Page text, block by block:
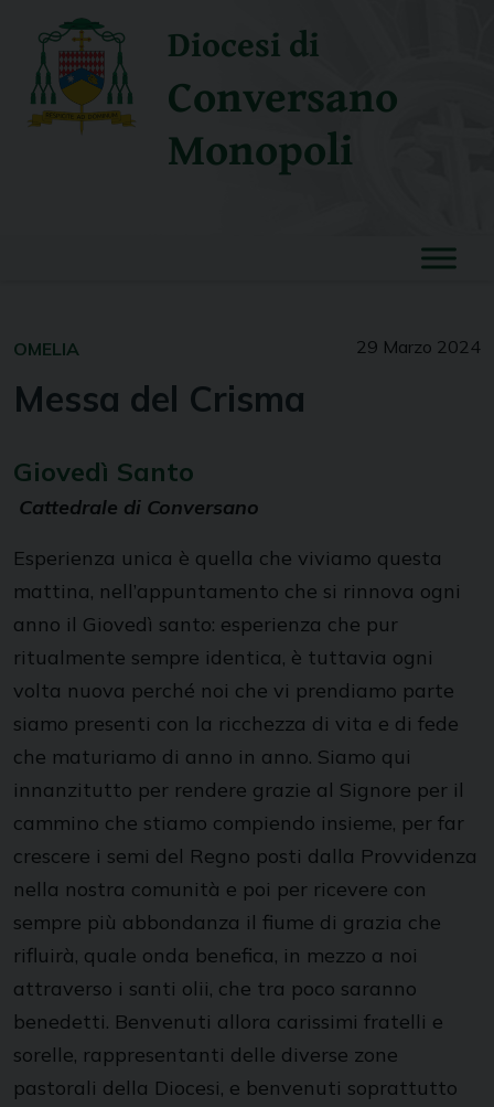
content
Diocesi di
Conversano
Monopoli
29 Marzo 2024
OMELIA
Messa del Crisma
Giovedì Santo
Cattedrale di Conversano
Esperienza unica è quella che viviamo questa
mattina, nell’appuntamento che si rinnova ogni
anno il Giovedì santo: esperienza che pur
ritualmente sempre identica, è tuttavia ogni
volta nuova perché noi che vi prendiamo parte
siamo presenti con la ricchezza di vita e di fede
che maturiamo di anno in anno. Siamo qui
innanzitutto per rendere grazie al Signore per il
cammino che stiamo compiendo insieme, per far
crescere i semi del Regno posti dalla Provvidenza
nella nostra comunità e poi per ricevere con
sempre più abbondanza il fiume di grazia che
rifluirà, quale onda benefica, in mezzo a noi
attraverso i santi olii, che tra poco saranno
benedetti. Benvenuti allora carissimi fratelli e
sorelle, rappresentanti delle diverse zone
pastorali della Diocesi, e benvenuti soprattutto